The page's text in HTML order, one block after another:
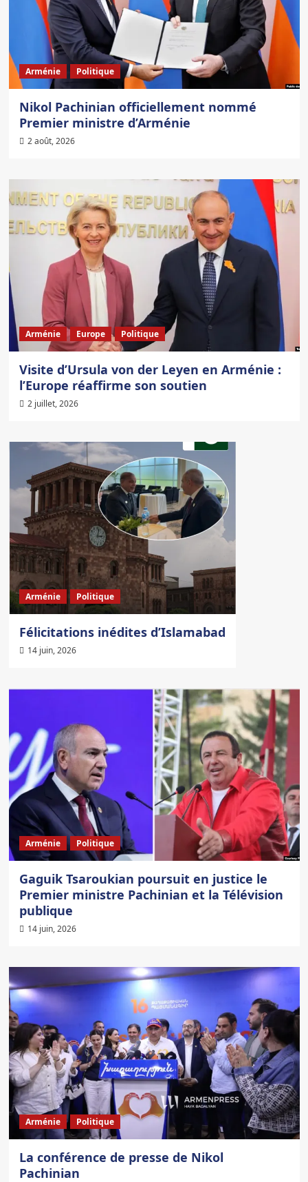
Arménie Politique
Nikol Pachinian officiellement nommé
Premier ministre d’Arménie
2 août, 2026
Arménie Europe Politique
Visite d’Ursula von der Leyen en Arménie :
l’Europe réaffirme son soutien
2 juillet, 2026
Arménie Politique
Félicitations inédites d’Islamabad
14 juin, 2026
Arménie Politique
Gaguik Tsaroukian poursuit en justice le
Premier ministre Pachinian et la Télévision
publique
14 juin, 2026
Arménie Politique
La conférence de presse de Nikol
Pachinian